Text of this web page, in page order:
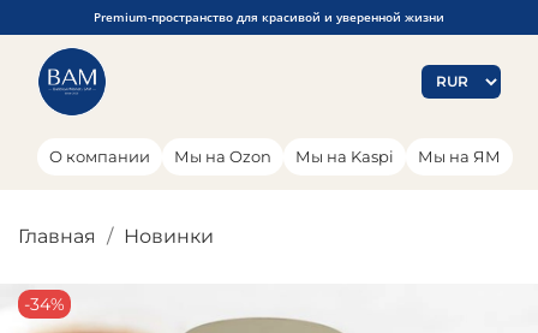
Premium-пространство для красивой и уверенной жизни
О компании Мы на Ozon Мы на Kaspi Мы на ЯМ
Главная Новинки
-34%